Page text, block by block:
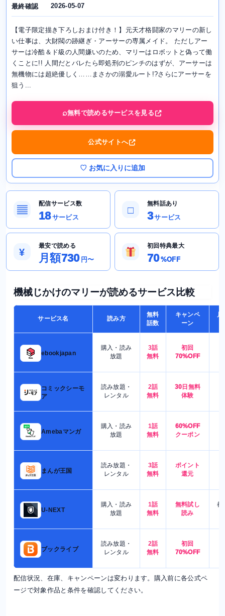
最終確認 2026-05-07
【電子限定描き下ろしおまけ付き！】元天才格闘家のマリーの新し
い仕事は、大財閥の跡継ぎ・アーサーの専属メイド。 ただしアー
サーは冷酷＆ド級の人間嫌いのため、マリーはロボットと偽って働
くことに!! 人間だとバレたら即処刑のピンチのはずが、アーサーは
無機物には超絶優しく……まさかの溺愛ルート!?さらにアーサーを
狙う...
無料で読めるサービスを見る
公式サイトへ
♡ お気に入りに追加
▤
配信サービス数
18サービス
□
無料話あり
3サービス
¥
最安で読める
月額730 円〜
初回特典最大
70%OFF
機械じかけのマリーが読めるサービス比較
サービス名 読み方
無料
話数
キャンペ
ーン
月
ebookjapan
購入・読み
放題
3話
無料
初回
70%OFF
コミックシーモ
ア
読み放題・
レンタル
2話
無料
30日無料
体験
Amebaマンガ
購入・読み
放題
1話
無料
60%OFF
クーポン
まんが王国
読み放題・
レンタル
3話
無料
ポイント
還元
U-NEXT
購入・読み
放題
1話
無料
無料試し
読み
都
ブックライブ
読み放題・
レンタル
2話
無料
初回
70%OFF
配信状況、在庫、キャンペーンは変わります。購入前に各公式ペ
ージで対象作品と条件を確認してください。